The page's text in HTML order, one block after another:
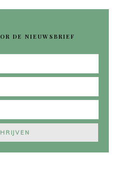
DE NIEUWSBRIEF